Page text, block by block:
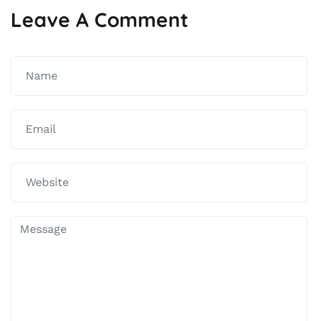
Leave A Comment